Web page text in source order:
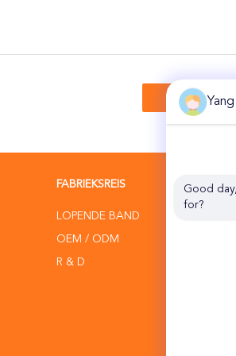
FABRIEKSREIS
LOPENDE BAND
OEM / ODM
R & D
Yang
Good
for?